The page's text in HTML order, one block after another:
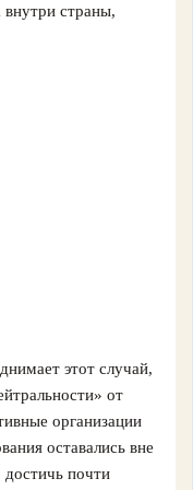
внутри страны,
этот случай,
от
организации
оставались вне
достичь почти